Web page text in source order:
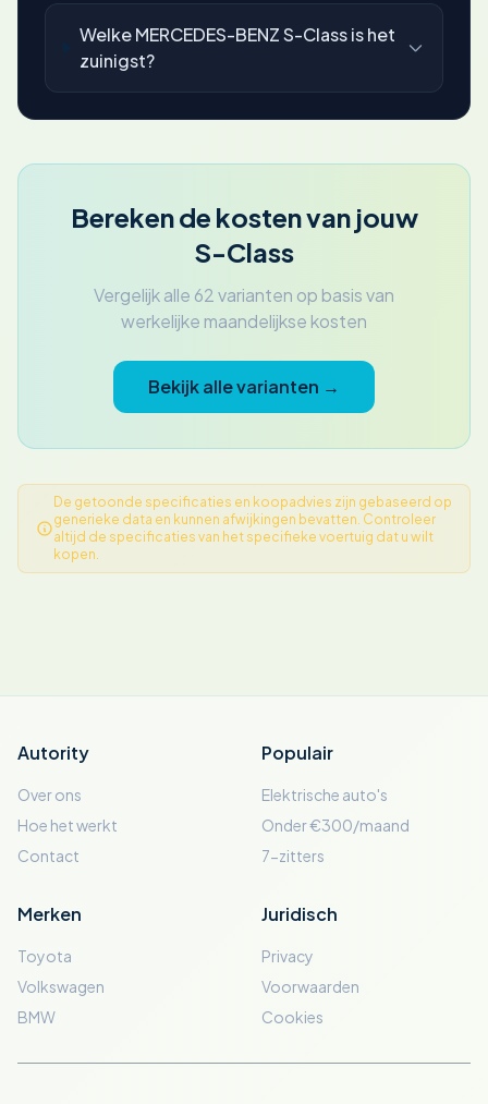
Welke MERCEDES-BENZ S-Class is het
zuinigst?
Bereken de kosten van jouw
S-Class
Vergelijk alle 62 varianten op basis van
werkelijke maandelijkse kosten
Bekijk alle varianten →
De getoonde specificaties en koopadvies zijn gebaseerd op
generieke data en kunnen afwijkingen bevatten. Controleer
altijd de specificaties van het specifieke voertuig dat u wilt
kopen.
Autority
Over ons
Hoe het werkt
Contact
Populair
Elektrische auto's
Onder €300/maand
7-zitters
Merken
Toyota
Volkswagen
BMW
Juridisch
Privacy
Voorwaarden
Cookies